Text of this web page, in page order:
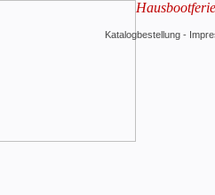
Katalogbestellung -